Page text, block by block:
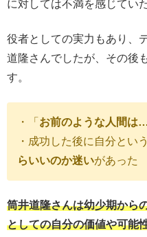
に対しては不満を感じてい
役者としての実力もあり、
道隆さんでしたが、その後
す。
・「 お前のような人間は
・成功した後に自分とい
らいいのか迷いがあった
筒井道隆さんは幼少期から
としての自分の価値や可能